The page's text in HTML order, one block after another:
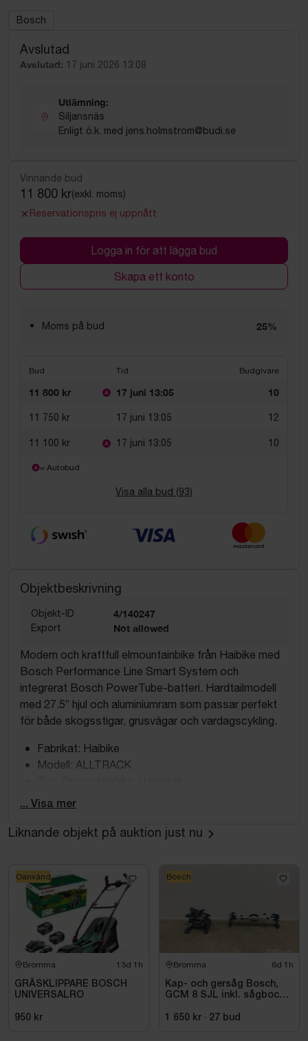
Bosch
Avslutad
Avslutad: 17 juni 2026 13:08
Utlämning:
Siljansnäs
Enligt ö.k. med jens.holmstrom@budi.se
Vinnande bud
11 800 kr(exkl. moms)
Reservationspris ej uppnått
Logga in för att lägga bud
Skapa ett konto
Moms på bud 25%
Bud Tid Budgivare
11 800 kr 17 juni 13:05 10
11 750 kr 17 juni 13:05 12
11 100 kr 17 juni 13:05 10
= Autobud
Visa alla bud (93)
Objektbeskrivning
Objekt-ID 4/140247
Export Not allowed
Modern och kraftfull elmountainbike från Haibike med
Bosch Performance Line Smart System och
integrerat Bosch PowerTube-batteri. Hardtailmodell
med 27.5” hjul och aluminiumram som passar perfekt
för både skogsstigar, grusvägar och vardagscykling.
Fabrikat: Haibike
Modell: ALLTRACK
Ram: Aluminium
Hjulstorlek: 27.5”
Motor & batteri
Bosch Performance Line Smart System
Effekt: 250 W
Vridmoment: 75 Nm
Elassistans upp till 25 km/h
Batteri: Bosch PowerTube 500Wh
Laddare: Bosch Charger 4A
Bosch LED Remote display
... Visa mer
Liknande objekt på auktion just nu
Bromma 13d 1h
GRÄSKLIPPARE BOSCH
UNIVERSALRO
950 kr
Oanvänd
Bromma 6d 1h
Kap- och gersåg Bosch,
GCM 8 SJL inkl. sågbock
1 650 kr · 27 bud
Bosch